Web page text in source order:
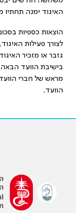
האיגוד ימנה תחתיו
הוצאות כספיות
לצורך פעילות
גזבר או מזכיר
בישיבת הוועד
מראש של חברי
הוועד.